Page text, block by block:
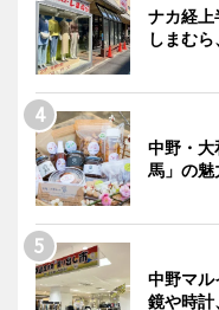
ナカ経上
しまむら
中野・大
馬」の魅
中野マ
鏡や時計